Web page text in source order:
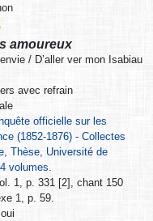
amoureux
/ D’aller ver mon Isabiau
avec refrain
officielle sur les
(1852-1876) - Collectes
Thèse, Université de
volumes.
1, p. 331 [2], chant 150
1, p. 59.
oui